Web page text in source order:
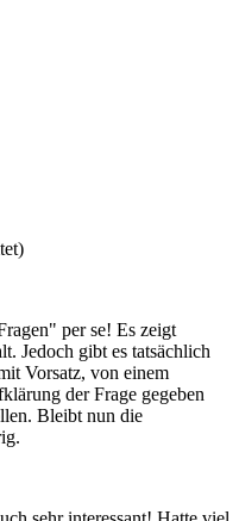
per se! Es zeigt
Jedoch gibt es tatsächlich
Vorsatz, von einem
der Frage gegeben
Bleibt nun die